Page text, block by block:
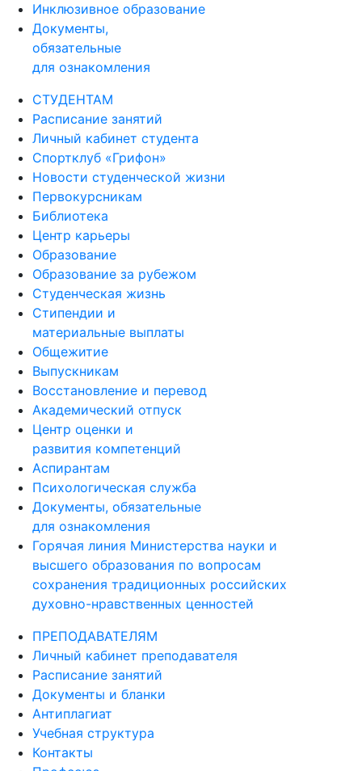
Инклюзивное образование
Документы,
обязательные
для ознакомления
СТУДЕНТАМ
Расписание занятий
Личный кабинет студента
Спортклуб «Грифон»
Новости студенческой жизни
Первокурсникам
Библиотека
Центр карьеры
Образование
Образование за рубежом
Студенческая жизнь
Стипендии и
материальные выплаты
Общежитие
Выпускникам
Восстановление и перевод
Академический отпуск
Центр оценки и
развития компетенций
Аспирантам
Психологическая служба
Документы, обязательные
для ознакомления
Горячая линия Министерства науки и
высшего образования по вопросам
сохранения традиционных российских
духовно-нравственных ценностей
ПРЕПОДАВАТЕЛЯМ
Личный кабинет преподавателя
Расписание занятий
Документы и бланки
Антиплагиат
Учебная структура
Контакты